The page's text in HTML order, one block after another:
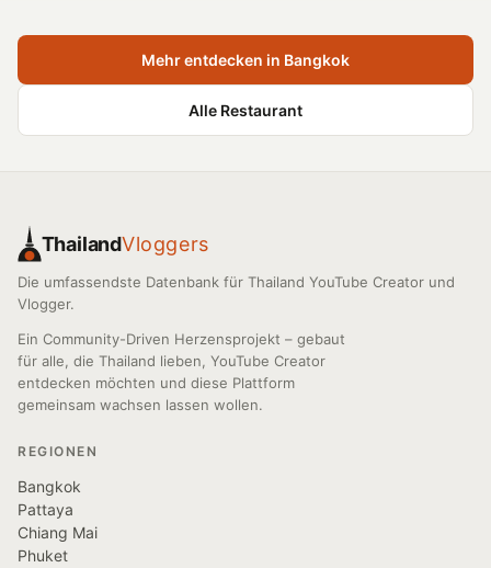
Mehr entdecken in Bangkok
Alle Restaurant
ThailandVloggers
Die umfassendste Datenbank für Thailand YouTube Creator und
Vlogger.
Ein Community-Driven Herzensprojekt – gebaut
für alle, die Thailand lieben, YouTube Creator
entdecken möchten und diese Plattform
gemeinsam wachsen lassen wollen.
REGIONEN
Bangkok
Pattaya
Chiang Mai
Phuket